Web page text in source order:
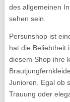
des allgemeinen
sehen sein.
Persunshop ist
hat die Beliebtheit
diesem Shop ihre
Junioren. Egal ob
Trauung oder